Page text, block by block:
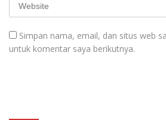
Simpan nama, email, dan situs web
untuk komentar saya berikutnya.